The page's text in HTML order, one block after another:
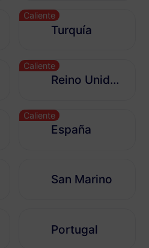
Turquía
Caliente
Reino Unido de Gran Bretaña e Irlanda del Norte
Caliente
España
Caliente
San Marino
Portugal